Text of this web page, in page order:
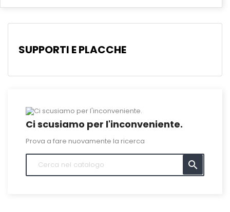
SUPPORTI E PLACCHE
Ci scusiamo per l'inconveniente.
Prova a fare nuovamente la ricerca
